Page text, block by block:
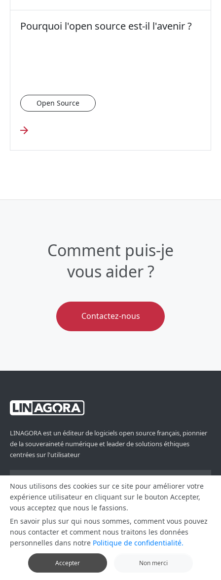
Pourquoi l'open source est-il l'avenir ?
Open Source
Comment puis-je
vous aider ?
Contactez-nous
LINAGORA est un éditeur de logiciels open source français, pionnier
de la souveraineté numérique et leader de solutions éthiques
centrées sur l'utilisateur
Footer Menu 6
IA
LUCIE
Footer Menu 1
Logiciels
Tous les produits
Twake Workplace
Twake Chat
Nous utilisons des cookies sur ce site pour améliorer votre
expérience utilisateur en cliquant sur le bouton Accepter,
vous acceptez que nous le fassions.
En savoir plus sur qui nous sommes, comment vous pouvez
nous contacter et comment nous traitons les données
personnelles dans notre Politique de confidentialité.
Accepter Non merci